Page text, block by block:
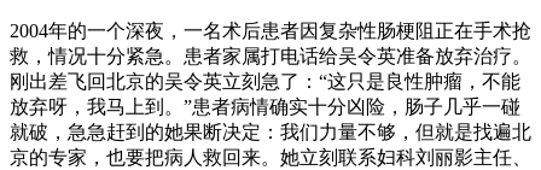
2004年的一个深夜，一名术后患者因复杂性肠梗阻正在手术抢
救，情况十分紧急。患者家属打电话给吴令英准备放弃治疗。
刚出差飞回北京的吴令英立刻急了：“这只是良性肿瘤，不能
放弃呀，我马上到。”患者病情确实十分凶险，肠子几乎一碰
就破，急急赶到的她果断决定：我们力量不够，但就是找遍北
京的专家，也要把病人救回来。她立刻联系妇科刘丽影主任、